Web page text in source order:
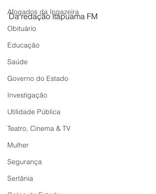
Afogados da Ingazeira
Obituário
Educação
Saúde
Governo do Estado
Investigação
Utilidade Pública
Teatro, Cinema & TV
Mulher
Segurança
Sertânia
Da redação Itapuama FM